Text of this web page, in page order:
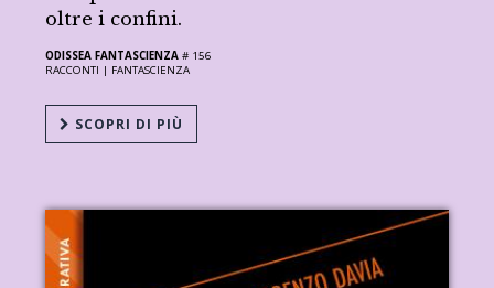
oltre i confini.
ODISSEA FANTASCIENZA # 156
RACCONTI | FANTASCIENZA
SCOPRI DI PIÙ